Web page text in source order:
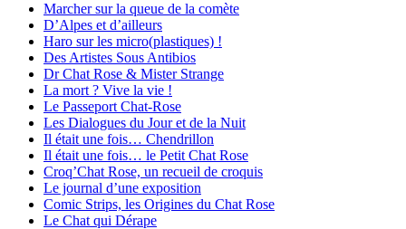
Marcher sur la queue de la comète
D’Alpes et d’ailleurs
Haro sur les micro(plastiques) !
Des Artistes Sous Antibios
Dr Chat Rose & Mister Strange
La mort ? Vive la vie !
Le Passeport Chat-Rose
Les Dialogues du Jour et de la Nuit
Il était une fois… Chendrillon
Il était une fois… le Petit Chat Rose
Croq’Chat Rose, un recueil de croquis
Le journal d’une exposition
Comic Strips, les Origines du Chat Rose
Le Chat qui Dérape